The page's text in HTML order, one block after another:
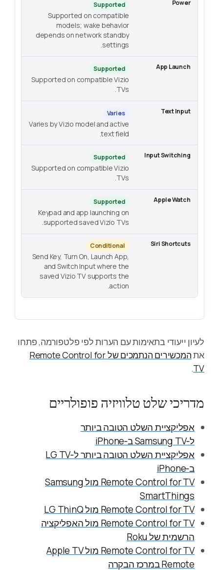
Supported
Supported on compatible
models; wake behavior
depends on network standby
settings.
Supported
Supported on compatible Vizio
TVs.
Varies
Varies by Vizio model and active
text field.
Supported
Supported on compatible Vizio
TVs.
Supported
Keypad and app launching on
supported saved Vizio TVs.
Conditional
Send Key, Turn On, Launch App,
and Switch Input where the
saved Vizio TV supports the
action.
לעיון ייעודי בתאימות עם הערות לפי פלטפורמה, פתחו
את
המכשירים הנתמכים של Remote Control for
TV
.
מדריכי שלט טלוויזיה פופולריים
אפליקציית השלט הטובה ביותר
ל‑Samsung TV ב‑iPhone
אפליקציית השלט הטובה ביותר ל‑LG TV
ב‑iPhone
Remote Control for TV מול Samsung
SmartThings
Remote Control for TV מול LG ThinQ
Remote Control for TV מול האפליקציה
הרשמית של Roku
Remote Control for TV מול Apple TV
Remote במרכז הבקרה